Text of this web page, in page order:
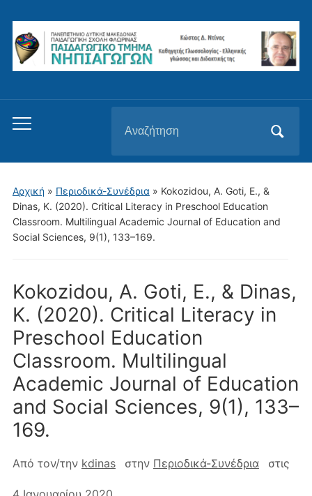
Εναλλαγή
μενού
για
κινητά
για:
Αρχική» Περιοδικά-Συνέδρια » Kokozidou, A. Goti, E., &
Dinas, K. (2020). Critical Literacy in Preschool Education
Classroom. Multilingual Academic Journal of Education and
Social Sciences, 9(1), 133–169.
Kokozidou, A. Goti, E., & Dinas,
K. (2020). Critical Literacy in
Preschool Education
Classroom. Multilingual
Academic Journal of Education
and Social Sciences, 9(1), 133–
169.
Από τον/την kdinas στην Περιοδικά-Συνέδρια στις